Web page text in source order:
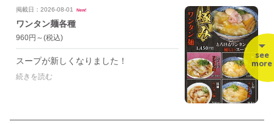
掲載日：2026-08-01 New!
ワンタン麺各種
960円～(税込)
スープが新しくなりました！
続きを読む
see
more